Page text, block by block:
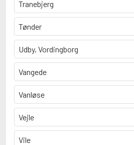
Tranebjerg
Tønder
Udby, Vordingborg
Vangede
Vanløse
Vejle
Vile